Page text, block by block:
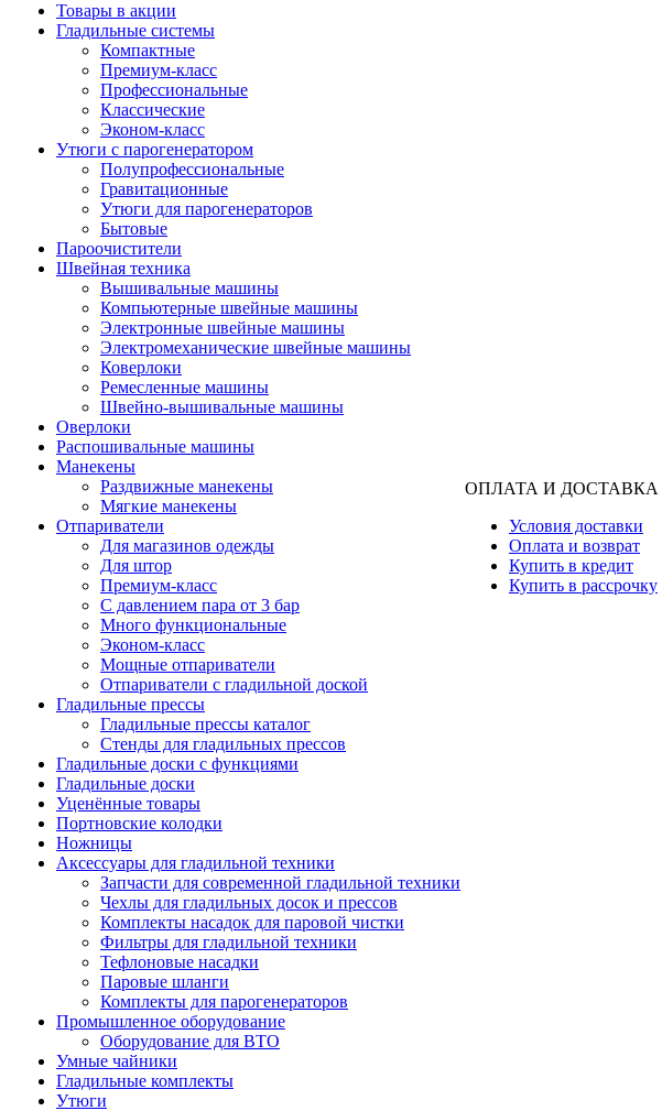
Товары в акции
Гладильные системы
Компактные
Премиум-класс
Профессиональные
Классические
Эконом-класс
Утюги с парогенератором
Полупрофессиональные
Гравитационные
Утюги для парогенераторов
Бытовые
Пароочистители
Швейная техника
Вышивальные машины
Компьютерные швейные машины
Электронные швейные машины
Электромеханические швейные машины
Коверлоки
Ремесленные машины
Швейно-вышивальные машины
Оверлоки
Распошивальные машины
Манекены
Раздвижные манекены
Мягкие манекены
Отпариватели
Для магазинов одежды
Для штор
Премиум-класс
С давлением пара от 3 бар
Много функциональные
Эконом-класс
Мощные отпариватели
Отпариватели с гладильной доской
Гладильные прессы
Гладильные прессы каталог
Стенды для гладильных прессов
Гладильные доски с функциями
Гладильные доски
Уценённые товары
Портновские колодки
Ножницы
Аксессуары для гладильной техники
Запчасти для современной гладильной техники
Чехлы для гладильных досок и прессов
Комплекты насадок для паровой чистки
Фильтры для гладильной техники
Тефлоновые насадки
Паровые шланги
Комплекты для парогенераторов
Промышленное оборудование
Оборудование для ВТО
Умные чайники
Гладильные комплекты
Утюги
ОПЛАТА И ДОСТАВКА
Условия доставки
Оплата и возврат
Купить в кредит
Купить в рассрочку